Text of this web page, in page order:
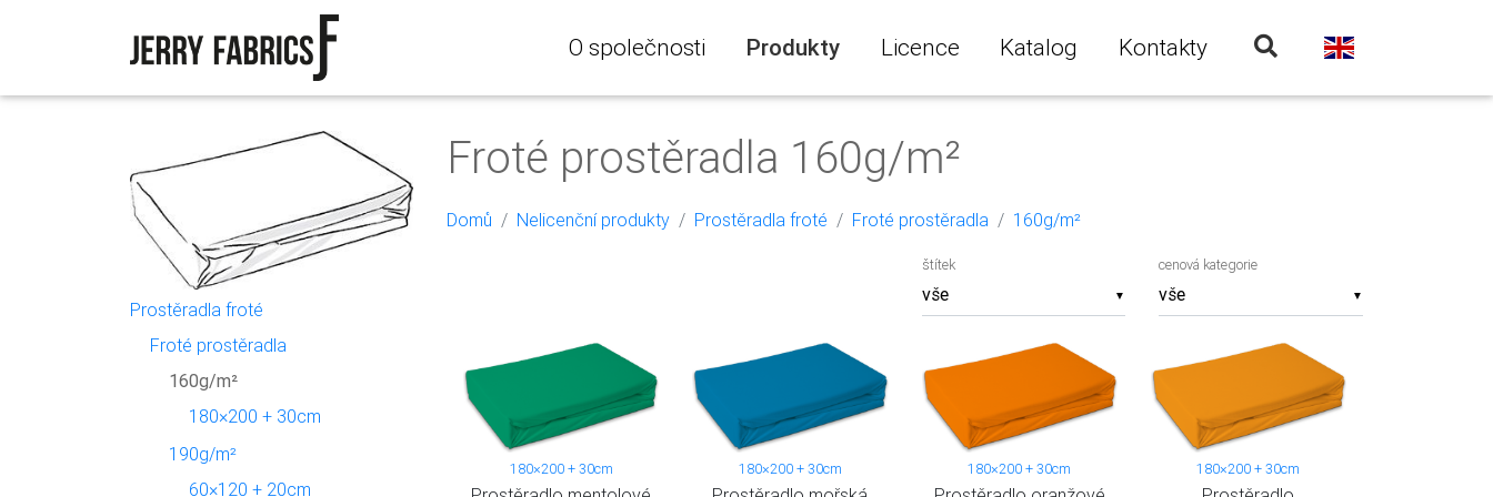
O společnosti Produkty Licence Katalog Kontakty
Froté prostěradla 160g/m²
Domů Nelicenční produkty Prostěradla froté Froté prostěradla 160g/m²
▼
štítek
▼
cenová kategorie
180×200 + 30cm 180×200 + 30cm 180×200 + 30cm 180×200 + 30cm
Prostěradla froté
Froté prostěradla
160g/m²
180×200 + 30cm
190g/m²
60×120 + 20cm